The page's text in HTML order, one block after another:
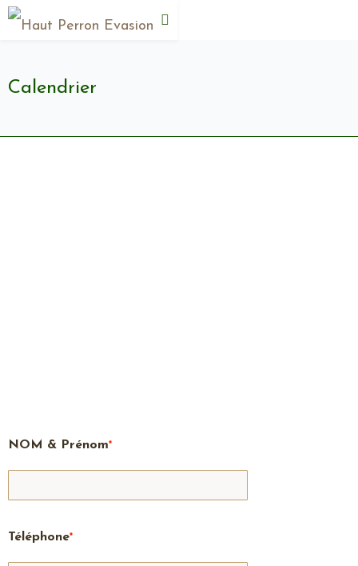
Calendrier
NOM & Prénom*
Téléphone*